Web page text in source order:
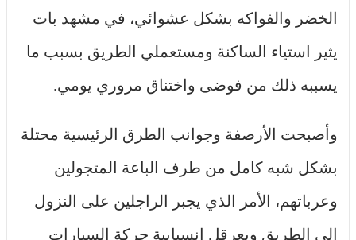
الخضر والفواكه بشكل عشوائي، في مشهد بات
يثير استياء الساكنة ومستعملي الطريق بسبب ما
يسببه ذلك من فوضى واختناق مروري يومي.
وأصبحت الأرصفة وجوانب الطرق الرئيسية محتلة
بشكل شبه كامل من طرف الباعة المتجولين
وعرباتهم، الأمر الذي يجبر الراجلين على النزول
إلى الطريق ويعرقل انسيابية حركة السيارات